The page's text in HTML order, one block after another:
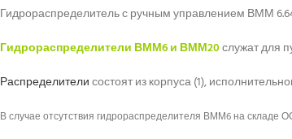
Гидрораспределитель с ручным управлением ВММ
Гидрораспределители ВММ6 и ВММ20служат для
Распределителисостоят из корпуса (1),
В случае отсутствия гидрораспределителя ВММ6 на складе